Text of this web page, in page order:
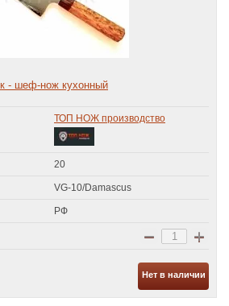
- шеф-нож кухонный
ТОП НОЖ производство
20
VG-10/Damascus
РФ
− +